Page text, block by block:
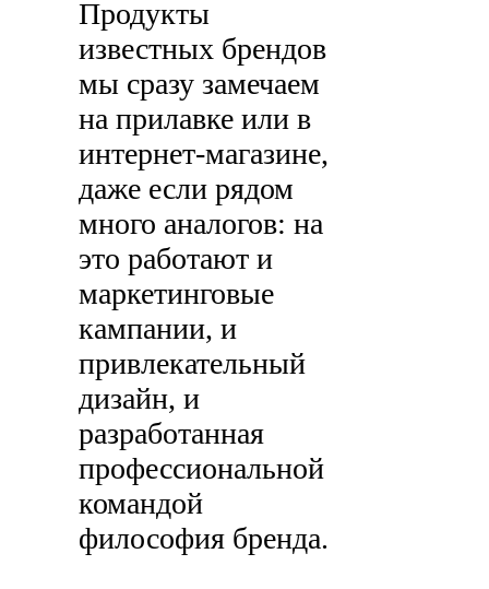
Продукты
известных брендов
мы сразу замечаем
на прилавке или в
интернет-магазине,
даже если рядом
много аналогов: на
это работают и
маркетинговые
кампании, и
привлекательный
дизайн, и
разработанная
профессиональной
командой
философия бренда.